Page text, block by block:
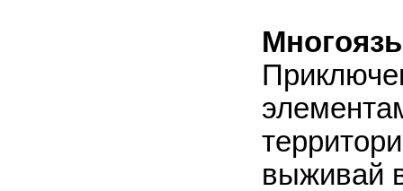
выживай